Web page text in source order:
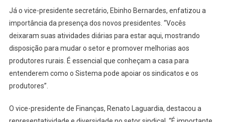
Já o vice-presidente secretário, Ebinho Bernardes, enfatizou a
importância da presença dos novos presidentes. “Vocês
deixaram suas atividades diárias para estar aqui, mostrando
disposição para mudar o setor e promover melhorias aos
produtores rurais. É essencial que conheçam a casa para
entenderem como o Sistema pode apoiar os sindicatos e os
produtores”.
O vice-presidente de Finanças, Renato Laguardia, destacou a